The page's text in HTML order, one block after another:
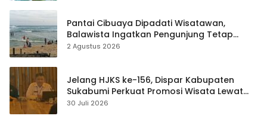
Pantai Cibuaya Dipadati Wisatawan,
Balawista Ingatkan Pengunjung Tetap
Waspada
2 Agustus 2026
Jelang HJKS ke-156, Dispar Kabupaten
Sukabumi Perkuat Promosi Wisata Lewat
Publikasi Digital
30 Juli 2026